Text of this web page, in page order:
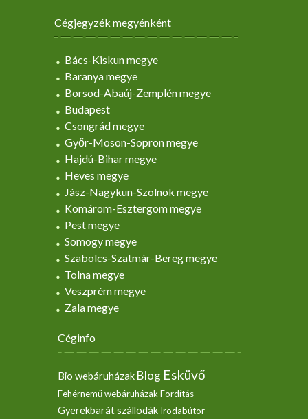
Cégjegyzék megyénként
Bács-Kiskun megye
Baranya megye
Borsod-Abaúj-Zemplén megye
Budapest
Csongrád megye
Győr-Moson-Sopron megye
Hajdú-Bihar megye
Heves megye
Jász-Nagykun-Szolnok megye
Komárom-Esztergom megye
Pest megye
Somogy megye
Szabolcs-Szatmár-Bereg megye
Tolna megye
Veszprém megye
Zala megye
Céginfo
Bio webáruházak Blog Esküvő
Fehérnemű webáruházak Fordítás
Gyerekbarát szállodák Irodabútor